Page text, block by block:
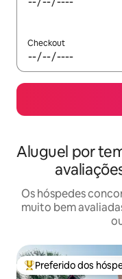
Checkout
Aluguel por
Os hóspedes
muito bem
Entre os melhores
Preferido dos